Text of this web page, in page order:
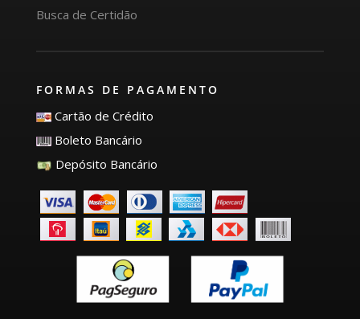
Busca de Certidão
FORMAS DE PAGAMENTO
Cartão de Crédito
Boleto Bancário
Depósito Bancário